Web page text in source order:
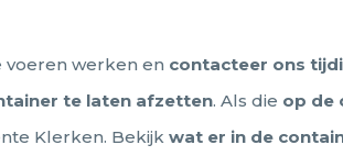
werken en contacteer ons
te laten afzetten. Als die op de
Klerken. Bekijkwat er in de